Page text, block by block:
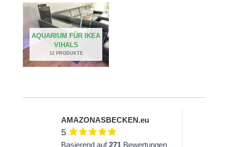
AQUARIUM FÜR IKEA
VIHALS
12 PRODUKTE
AMAZONASBECKEN.eu
5
Basierend auf271 Bewertungen